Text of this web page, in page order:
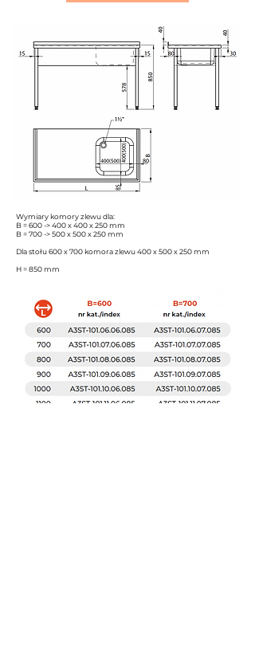
Wymiary komory zlewu dla:
B = 600 -> 400 x 400 x 250 mm
B = 700 -> 500 x 500 x 250 mm
Dla stołu 600 x 700 komora zlewu 400 x 500 x 250 mm
H = 850 mm